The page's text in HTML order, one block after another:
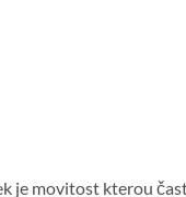
je movitost kterou